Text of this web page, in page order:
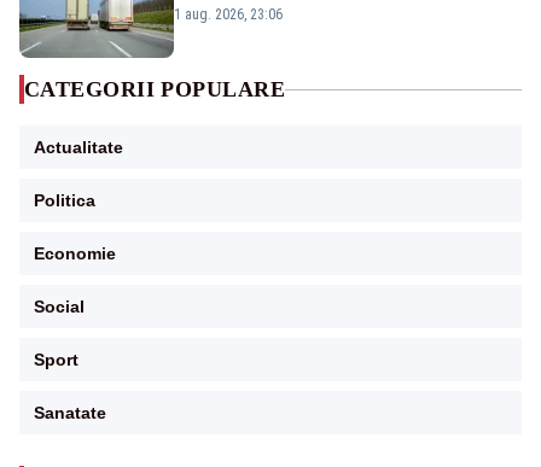
județe
1 aug. 2026, 23:06
CATEGORII POPULARE
Actualitate
Politica
Economie
Social
Sport
Sanatate